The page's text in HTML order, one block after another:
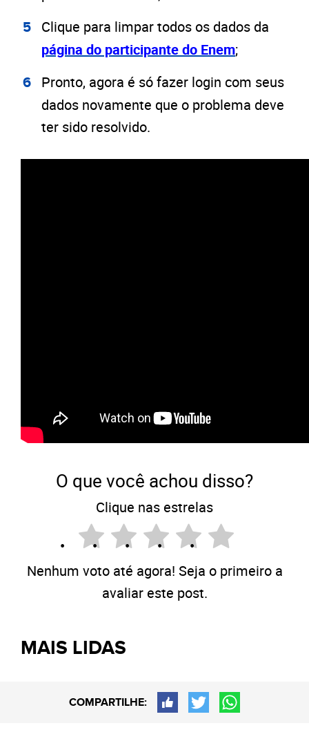
Clique para limpar todos os dados da
página do participante do Enem;
Pronto, agora é só fazer login com seus
dados novamente que o problema deve
ter sido resolvido.
O que você achou disso?
Clique nas estrelas
Nenhum voto até agora! Seja o primeiro a
avaliar este post.
MAIS LIDAS
COMPARTILHE: